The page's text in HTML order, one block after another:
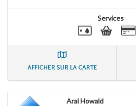
Services
AFFICHER SUR LA CARTE
Aral Howald